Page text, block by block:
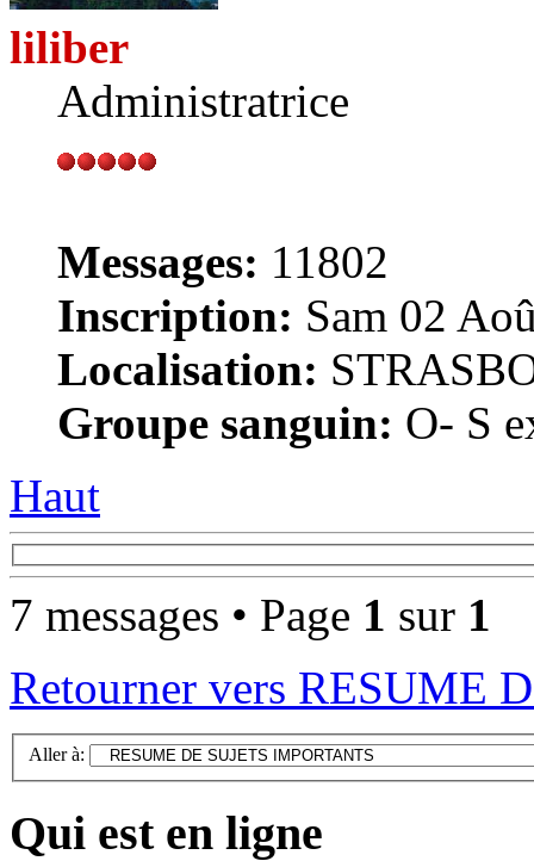
liliber
Administratrice
Messages: 11802
Inscription: Sam 02
Localisation:
Groupe sanguin: O- S
Haut
7 messages • Page 1 sur 1
Retourner vers RESUME
Aller à:
Qui est en ligne